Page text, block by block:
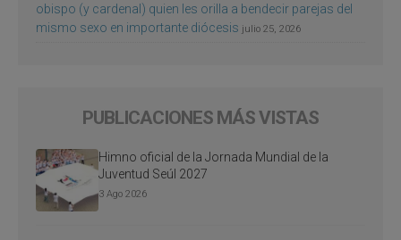
obispo (y cardenal) quien les orilla a bendecir parejas del
mismo sexo en importante diócesis julio 25, 2026
PUBLICACIONES MÁS VISTAS
Himno oficial de la Jornada Mundial de la
Juventud Seúl 2027
3 Ago 2026